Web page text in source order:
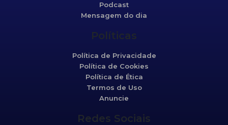
Podcast
Mensagem do dia
Políticas
Política de Privacidade
Política de Cookies
Política de Ética
Termos de Uso
Anuncie
Redes Sociais